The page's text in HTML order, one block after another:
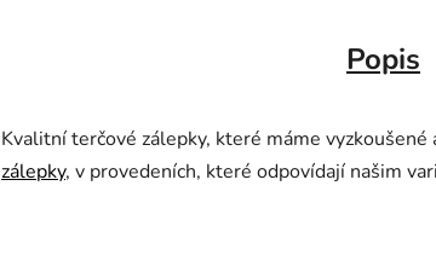
Popis
Kvalitní terčové zálepky, které máme
zálepky, v provedeních, které odpovídají našim